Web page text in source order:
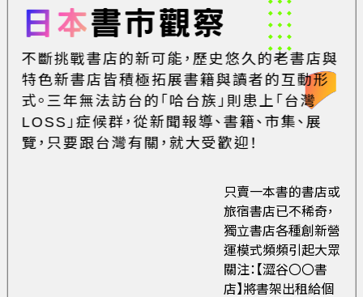
日本書市觀察
不斷挑戰書店的新可能，歷史悠久的老書店與
特色新書店皆積極拓展書籍與讀者的互動形
式。三年無法訪台的「哈台族」則患上「台灣
LOSS」症候群，從新聞報導、書籍、市集、展
覽，只要跟台灣有關，就大受歡迎！
只賣一本書的書店或
旅宿書店已不稀奇，
獨立書店各種創新營
運模式頻頻引起大眾
關注：【澀谷〇〇書
店】將書架出租給個